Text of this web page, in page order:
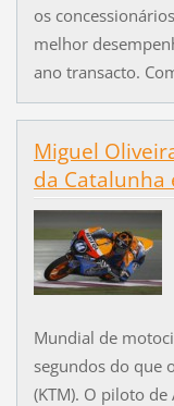
os
melhor
ano transacto.
Miguel
da Catalunha
Mundial de
segundos do que
(KTM). O piloto